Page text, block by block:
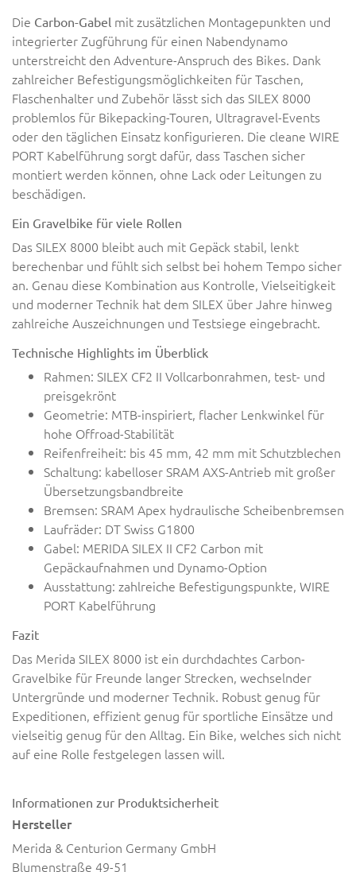
Die Carbon-Gabel mit zusätzlichen Montagepunkten und
integrierter Zugführung für einen Nabendynamo
unterstreicht den Adventure-Anspruch des Bikes. Dank
zahlreicher Befestigungsmöglichkeiten für Taschen,
Flaschenhalter und Zubehör lässt sich das SILEX 8000
problemlos für Bikepacking-Touren, Ultragravel-Events
oder den täglichen Einsatz konfigurieren. Die cleane WIRE
PORT Kabelführung sorgt dafür, dass Taschen sicher
montiert werden können, ohne Lack oder Leitungen zu
beschädigen.
Ein Gravelbike für viele Rollen
Das SILEX 8000 bleibt auch mit Gepäck stabil, lenkt
berechenbar und fühlt sich selbst bei hohem Tempo sicher
an. Genau diese Kombination aus Kontrolle, Vielseitigkeit
und moderner Technik hat dem SILEX über Jahre hinweg
zahlreiche Auszeichnungen und Testsiege eingebracht.
Technische Highlights im Überblick
Rahmen: SILEX CF2 II Vollcarbonrahmen, test- und
preisgekrönt
Geometrie: MTB-inspiriert, flacher Lenkwinkel für
hohe Offroad-Stabilität
Reifenfreiheit: bis 45 mm, 42 mm mit Schutzblechen
Schaltung: kabelloser SRAM AXS-Antrieb mit großer
Übersetzungsbandbreite
Bremsen: SRAM Apex hydraulische Scheibenbremsen
Laufräder: DT Swiss G1800
Gabel: MERIDA SILEX II CF2 Carbon mit
Gepäckaufnahmen und Dynamo-Option
Ausstattung: zahlreiche Befestigungspunkte, WIRE
PORT Kabelführung
Fazit
Das Merida SILEX 8000 ist ein durchdachtes Carbon-
Gravelbike für Freunde langer Strecken, wechselnder
Untergründe und moderner Technik. Robust genug für
Expeditionen, effizient genug für sportliche Einsätze und
vielseitig genug für den Alltag. Ein Bike, welches sich nicht
auf eine Rolle festgelegen lassen will.
Informationen zur Produktsicherheit
Hersteller
Merida & Centurion Germany GmbH
Blumenstraße 49-51